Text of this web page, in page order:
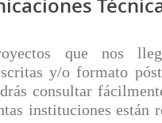
que nos
y/o formato
consultar
instituciones están